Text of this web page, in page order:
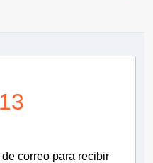
correo para recibir